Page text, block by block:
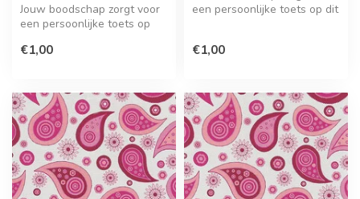
Jouw boodschap zorgt voor
een persoonlijke toets op
€1,00
een persoonlijke toets op dit
€1,00